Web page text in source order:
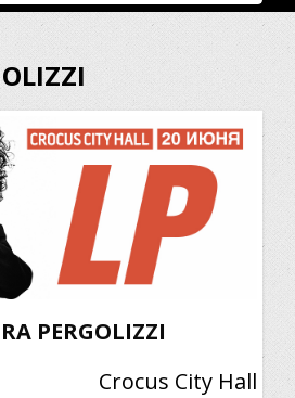
PERGOLIZZI
Crocus City Hall